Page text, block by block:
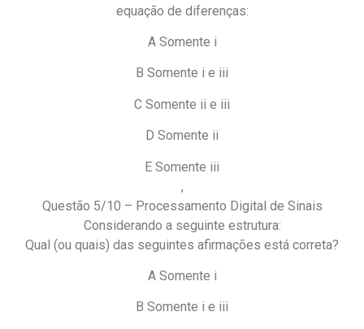
equação de diferenças:
A Somente i
B Somente i e iii
C Somente ii e iii
D Somente ii
E Somente iii
,
Questão 5/10 – Processamento Digital de Sinais
Considerando a seguinte estrutura:
Qual (ou quais) das seguintes afirmações está correta?
A Somente i
B Somente i e iii